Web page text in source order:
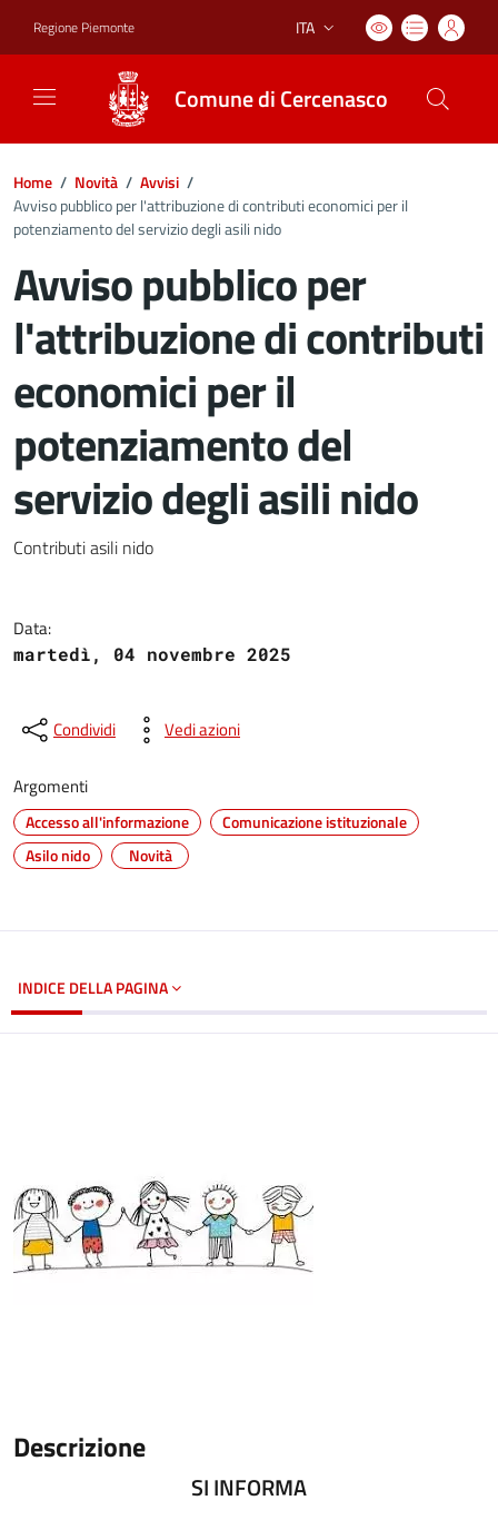
Regione Piemonte Lingua attiva:
ITA
Comune di Cercenasco
Home / Novità / Avvisi /
Avviso pubblico per l'attribuzione di contributi economici per il
potenziamento del servizio degli asili nido
Avviso pubblico per
l'attribuzione di contributi
economici per il
potenziamento del
servizio degli asili nido
Dettagli del documento
Contributi asili nido
Data:
martedì, 04 novembre 2025
Condividi Vedi azioni
Argomenti
Accesso all'informazione
Comunicazione istituzionale
Asilo nido
Novità
INDICE DELLA PAGINA
Descrizione
SI INFORMA